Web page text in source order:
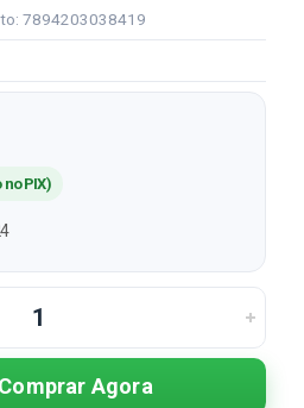
7894203038419
no PIX)
Comprar Agora